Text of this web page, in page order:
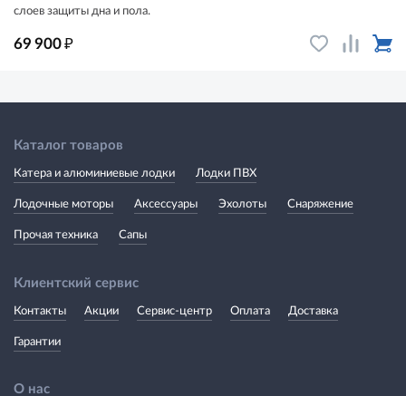
слоев защиты дна и пола.
69 900₽
Каталог товаров
Катера и алюминиевые лодки Лодки ПВХ
Лодочные моторы Аксессуары Эхолоты Снаряжение
Прочая техника Сапы
Клиентский сервис
Контакты Акции Сервис-центр Оплата Доставка
Гарантии
О нас